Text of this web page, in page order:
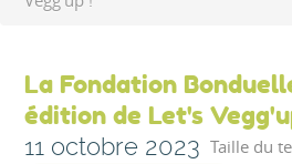
La Fondation
édition de Let's
11 octobre 2023 Taille du